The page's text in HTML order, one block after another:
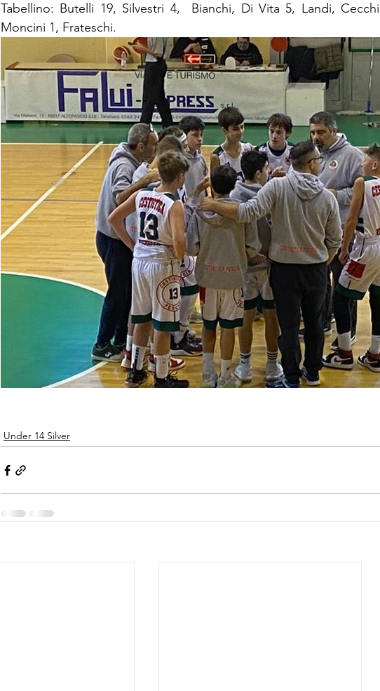
Tabellino: Butelli 19, Silvestri 4,  Bianchi, Di Vita 5, Landi,
Moncini 1, Frateschi.
Under 14 Silver